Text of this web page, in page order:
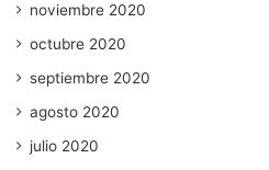
noviembre 2020
octubre 2020
septiembre 2020
agosto 2020
julio 2020